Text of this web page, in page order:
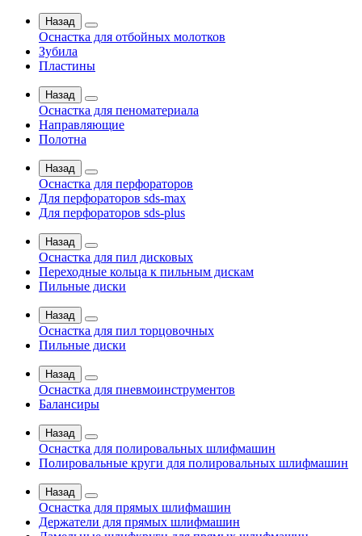
Назад
Оснастка для отбойных молотков
Зубила
Пластины
Назад
Оснастка для пеноматериала
Направляющие
Полотна
Назад
Оснастка для перфораторов
Для перфораторов sds-max
Для перфораторов sds-plus
Назад
Оснастка для пил дисковых
Переходные кольца к пильным дискам
Пильные диски
Назад
Оснастка для пил торцовочных
Пильные диски
Назад
Оснастка для пневмоинструментов
Балансиры
Назад
Оснастка для полировальных шлифмашин
Полировальные круги для полировальных шлифмашин
Назад
Оснастка для прямых шлифмашин
Держатели для прямых шлифмашин